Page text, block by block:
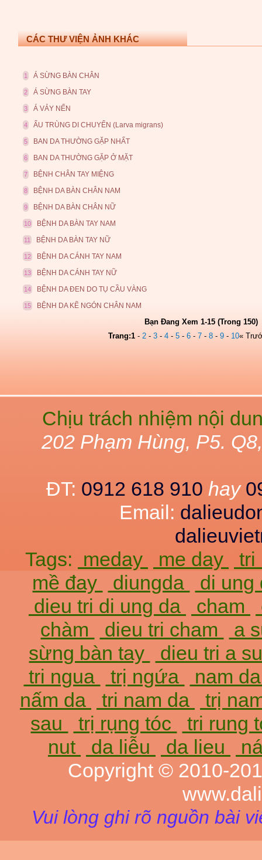
CÁC THƯ VIỆN ẢNH KHÁC
1 Á SỪNG BÀN CHÂN
2 Á SỪNG BÀN TAY
3 Á VẢY NẾN
4 ẤU TRÙNG DI CHUYỂN (Larva migrans)
5 BAN DA THƯỜNG GẶP NHẤT
6 BAN DA THƯỜNG GẶP Ở MẶT
7 BỆNH CHÂN TAY MIỆNG
8 BỆNH DA BÀN CHÂN NAM
9 BỆNH DA BÀN CHÂN NỮ
10 BỆNH DA BÀN TAY NAM
11 BỆNH DA BÀN TAY NỮ
12 BỆNH DA CÁNH TAY NAM
13 BỆNH DA CÁNH TAY NỮ
14 BỆNH DA ĐEN DO TỤ CẦU VÀNG
15 BỆNH DA KẼ NGÓN CHÂN NAM
Bạn Đang Xem 1-15 (Trong 150)
Trang:1 -2 -3 -4 -5 -6 -7 -8 -9 - 10«
Chịu trách nhiệm nội
202 Phạm Hùng, P5.
ĐT: 0912 618 910 hay
Email:
Tags: meday me day
tri
mề đay
diungda
di
dieu tri di ung da
cham
chàm
dieu tri cham
a
sừng bàn tay
dieu tri a
tri ngua
trị ngứa
nam
nấm da
tri nam da
trị
sau
trị rụng tóc
tri rung
nut
da liễu da lieu
Copyright © 2010-
Vui lòng ghi rõ nguồn bài